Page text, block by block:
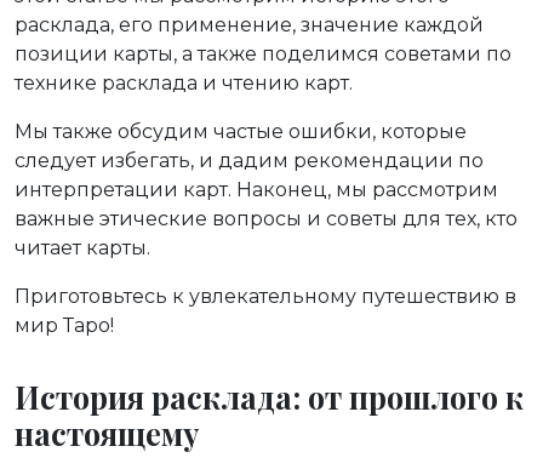
расклада, его применение, значение каждой
позиции карты, а также поделимся советами по
технике расклада и чтению карт.
Мы также обсудим частые ошибки, которые
следует избегать, и дадим рекомендации по
интерпретации карт. Наконец, мы рассмотрим
важные этические вопросы и советы для тех, кто
читает карты.
Приготовьтесь к увлекательному путешествию в
мир Таро!
История расклада: от прошлого к
настоящему